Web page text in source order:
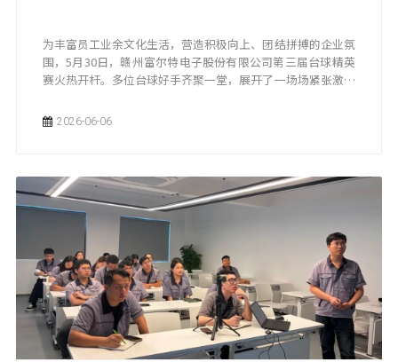
为丰富员工业余文化生活，营造积极向上、团结拼搏的企业氛
围，5月30日，赣州富尔特电子股份有限公司第三届台球精英
赛火热开杆。多位台球好手齐聚一堂，展开了一场场紧张激烈
2026-06-06